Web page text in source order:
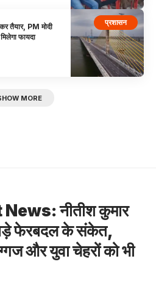
प्रशासन
तैयार, PM मोदी
फायदा
MORE
नीतीश कुमार
फेरबदल के संकेत,
और युवा चेहरों को भी